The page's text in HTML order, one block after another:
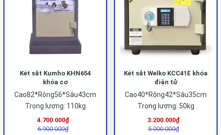
Két sắt Kumho KHN654
khóa cơ
Cao82*Rông56*Sâu43cm
Trọng lượng: 110kg
4.700.000₫
6.900.000₫
Két sắt Welko KCC41E khóa
điện tử
Cao40*Rộng42*Sâu35cm
Trọng lượng: 50kg
3.200.000₫
5.000.000₫